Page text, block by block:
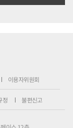
이용자위원회
정 불편신고